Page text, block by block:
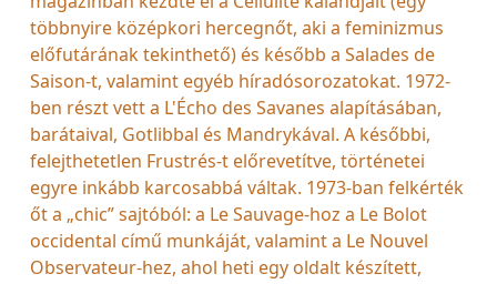
többnyire középkori hercegnőt, aki a feminizmus
előfutárának tekinthető) és később a Salades de
Saison-t, valamint egyéb híradósorozatokat. 1972-
ben részt vett a L'Écho des Savanes alapításában,
barátaival, Gotlibbal és Mandrykával. A későbbi,
felejthetetlen Frustrés-t előrevetítve, történetei
egyre inkább karcosabbá váltak. 1973-ban felkérték
őt a „chic” sajtóból: a Le Sauvage-hoz a Le Bolot
occidental című munkáját, valamint a Le Nouvel
Observateur-hez, ahol heti egy oldalt készített,